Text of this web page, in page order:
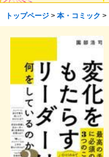
トップページ> 本・コミック >